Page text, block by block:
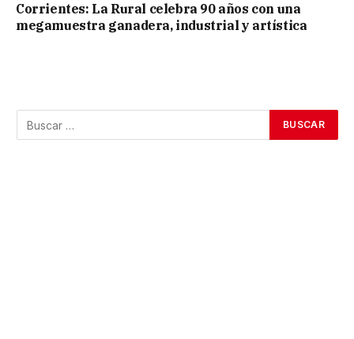
Corrientes: La Rural celebra 90 años con una
megamuestra ganadera, industrial y artística